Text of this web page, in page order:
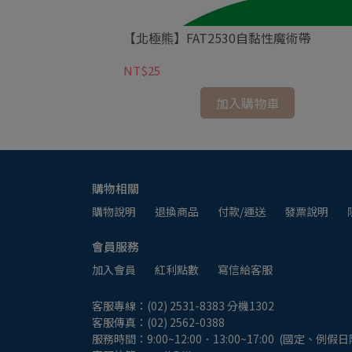
【北極熊】FAT2530自黏性魔術帶
NT$25
加入購物車
購物相關
購物說明 退換商品 付款/運送 發票說明
會員服務
加入會員 紅利點數 寫信給客服
客服專線：(02) 2531-8383 分機1302
客服傳真：(02) 2562-0388
服務時間：9:00~12:00．13:00~17:00  (國定、例假